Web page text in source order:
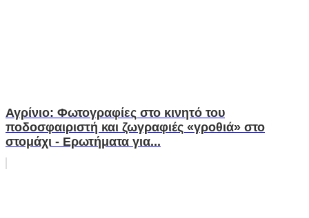
Αγρίνιο: Φωτογραφίες στο κινητό του
ποδοσφαιριστή και ζωγραφιές «γροθιά» στο
στομάχι - Ερωτήματα για...